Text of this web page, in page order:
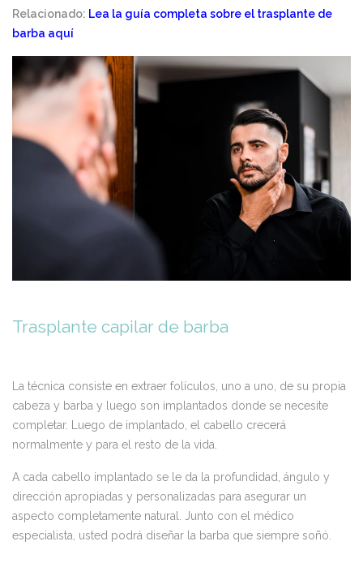
Relacionado: Lea la guía completa sobre el trasplante de
barba aquí
Trasplante capilar de barba
La técnica consiste en extraer folículos, uno a uno, de su propia
cabeza y barba y luego son implantados donde se necesite
completar. Luego de implantado, el cabello crecerá
normalmente y para el resto de la vida.
A cada cabello implantado se le da la profundidad, ángulo y
dirección apropiadas y personalizadas para asegurar un
aspecto completamente natural. Junto con el médico
especialista, usted podrá diseñar la barba que siempre soñó.